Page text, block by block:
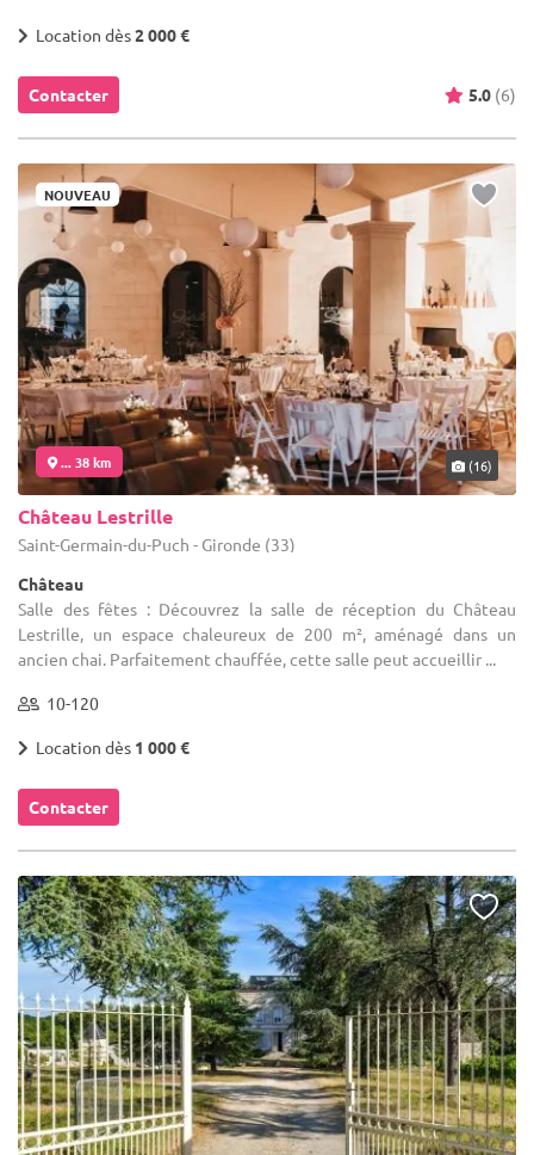
Location dès2 000 €
Contacter 5.0 (6)
NOUVEAU
... 38 km (16)
Château Lestrille
Saint-Germain-du-Puch - Gironde (33)
Château
Salle des fêtes : Découvrez la salle de réception du Château
Lestrille, un espace chaleureux de 200 m², aménagé dans un
ancien chai. Parfaitement chauffée, cette salle peut accueillir ...
10-120
Location dès 1 000 €
Contacter